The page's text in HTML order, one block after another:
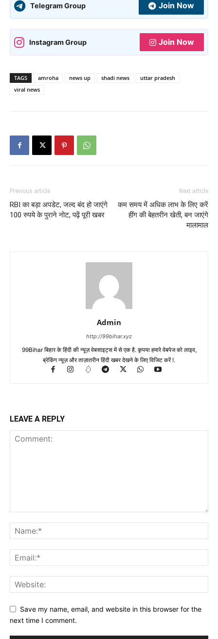
Telegram Group Join Now
Instagram Group Join Now
TAGS amroha news up shadi news
uttar pradesh
viral news
Previous article
RBI का बड़ा अपडेट, जल्द बंद हो जाएंगे
100 रुपये के पुराने नोट, पढ़ें पूरी खबर
Next article
कम समय में अधिक लाभ के लिए करें
हींग की बेहतरीन खेती, बन जाएंगे
मालामाल
Admin
http://99bihar.xyz
99Bihar बिहार के हिंदी की न्यूज़ वेबसाइट्स में से एक है. कृपया हमारे वेबपेज को लाइव,
ब्रेकिंग न्यूज़ और ताज़ातरीन हिंदी खबर देखने के लिए विजिट करें !.
LEAVE A REPLY
Save my name, email, and website in this browser for the
next time I comment.